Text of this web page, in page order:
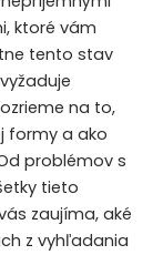
ktoré vám
tento stav
na to,
formy a ako
problémov s
tieto
zaujíma, aké
z vyhľadania